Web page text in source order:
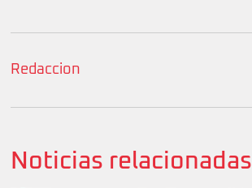
Redaccion
Noticias relacionadas